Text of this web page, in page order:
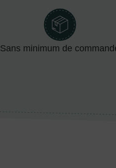
Sans minimum de